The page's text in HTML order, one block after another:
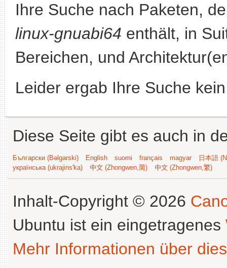
Ihre Suche nach Paketen,
linux-gnuabi64 enthält, in
Bereichen, und
Leider ergab Ihre Suche
Diese Seite gibt es auch in
Български (Bəlgarski) English suomi français magyar
日本語
українська (ukrajins'ka)
中文 (Zhongwen,简) 中文 (Zhongwen,繁)
Inhalt-Copyright © 2026
Ubuntu ist ein eingetragenes
Mehr Informationen über